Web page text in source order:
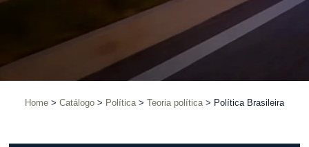
Home Catálogo Política Teoria política Política Brasileira